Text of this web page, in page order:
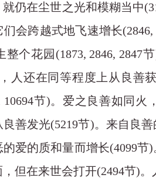
仍在尘世之光和模糊当中
会跨越式地飞速增长
个花园(1873, 2846, 2847
人还在同等程度上从良善
10694节)。爱之良善如同
良善发光(5219节)。来自良
爱的质和量而增长(4099
但在来世会打开(2494节)